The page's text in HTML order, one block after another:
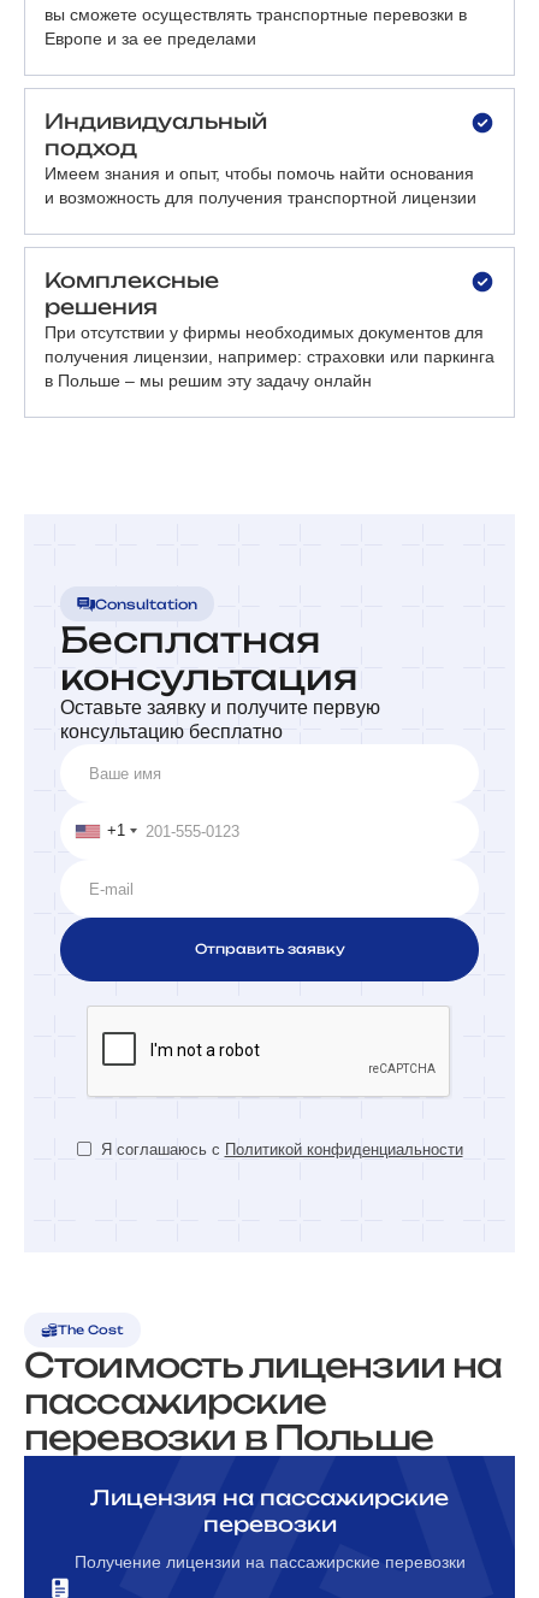
вы сможете осуществлять транспортные перевозки в
Европе и за ее пределами
Индивидуальный
подход
Имеем знания и опыт, чтобы помочь найти основания
и возможность для получения транспортной лицензии
Комплексные
решения
При отсутствии у фирмы необходимых документов для
получения лицензии, например: страховки или паркинга
в Польше – мы решим эту задачу онлайн
Consultation
Бесплатная
консультация
Оставьте заявку и получите первую
консультацию бесплатно
+1
Я соглашаюсь с Политикой конфиденциальности
The Cost
Стоимость лицензии на
пассажирские
перевозки в Польше
Лицензия на пассажирские
перевозки
Получение лицензии на пассажирские перевозки